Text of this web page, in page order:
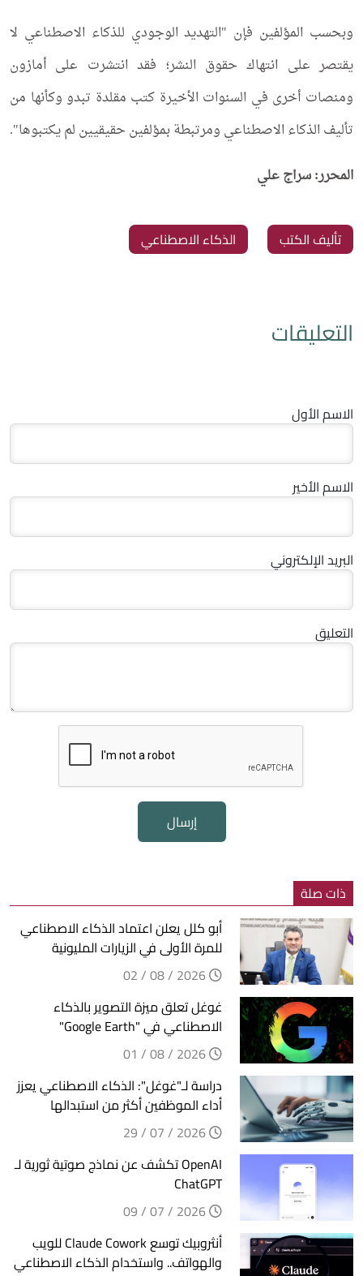
وبحسب المؤلفين فإن "التهديد الوجودي للذكاء الاصطناعي لا
يقتصر على انتهاك حقوق النشر؛ فقد انتشرت على أمازون
ومنصات أخرى في السنوات الأخيرة كتب مقلدة تبدو وكأنها من
تأليف الذكاء الاصطناعي ومرتبطة بمؤلفين حقيقيين لم يكتبوها".
المحرر: سراج علي
تأليف الكتب الذكاء الاصطناعي
التعليقات
الاسم الأول
الاسم الأخير
البريد الإلكتروني
التعليق
إرسال
ذات صلة
أبو كلل يعلن اعتماد الذكاء الاصطناعي
للمرة الأولى في الزيارات المليونية
غوغل تعلق ميزة التصوير بالذكاء
الاصطناعي في "Google Earth"
دراسة لـ"غوغل": الذكاء الاصطناعي يعزز
أداء الموظفين أكثر من استبدالها
‏OpenAI تكشف عن نماذج صوتية ثورية لـ
ChatGPT
أنثروبيك توسع Claude Cowork للويب
والهواتف.. واستخدام الذكاء الاصطناعي